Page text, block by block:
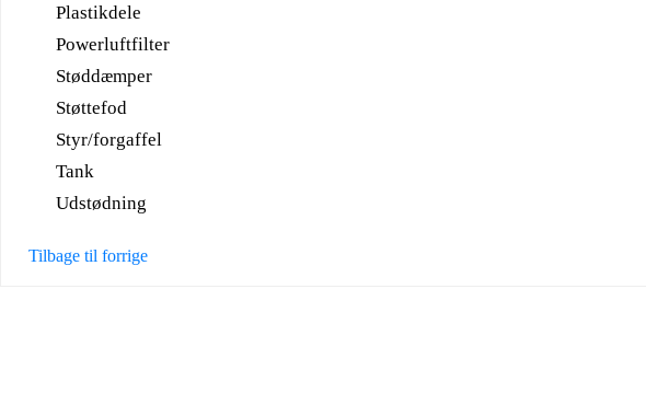
Plastikdele
Powerluftfilter
Støddæmper
Støttefod
Styr/forgaffel
Tank
Udstødning
Tilbage til forrige